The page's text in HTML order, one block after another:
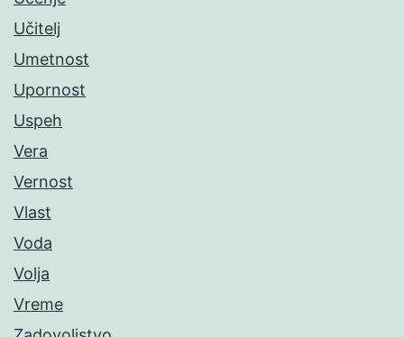
Učitelj
Umetnost
Upornost
Uspeh
Vera
Vernost
Vlast
Voda
Volja
Vreme